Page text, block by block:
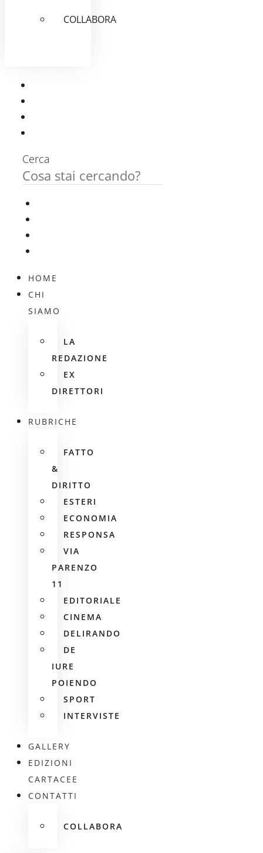
COLLABORA
Cerca
HOME
CHI
SIAMO
LA
REDAZIONE
EX
DIRETTORI
RUBRICHE
FATTO
&
DIRITTO
ESTERI
ECONOMIA
RESPONSA
VIA
PARENZO
11
EDITORIALE
CINEMA
DELIRANDO
DE
IURE
POIENDO
SPORT
INTERVISTE
GALLERY
EDIZIONI
CARTACEE
CONTATTI
COLLABORA